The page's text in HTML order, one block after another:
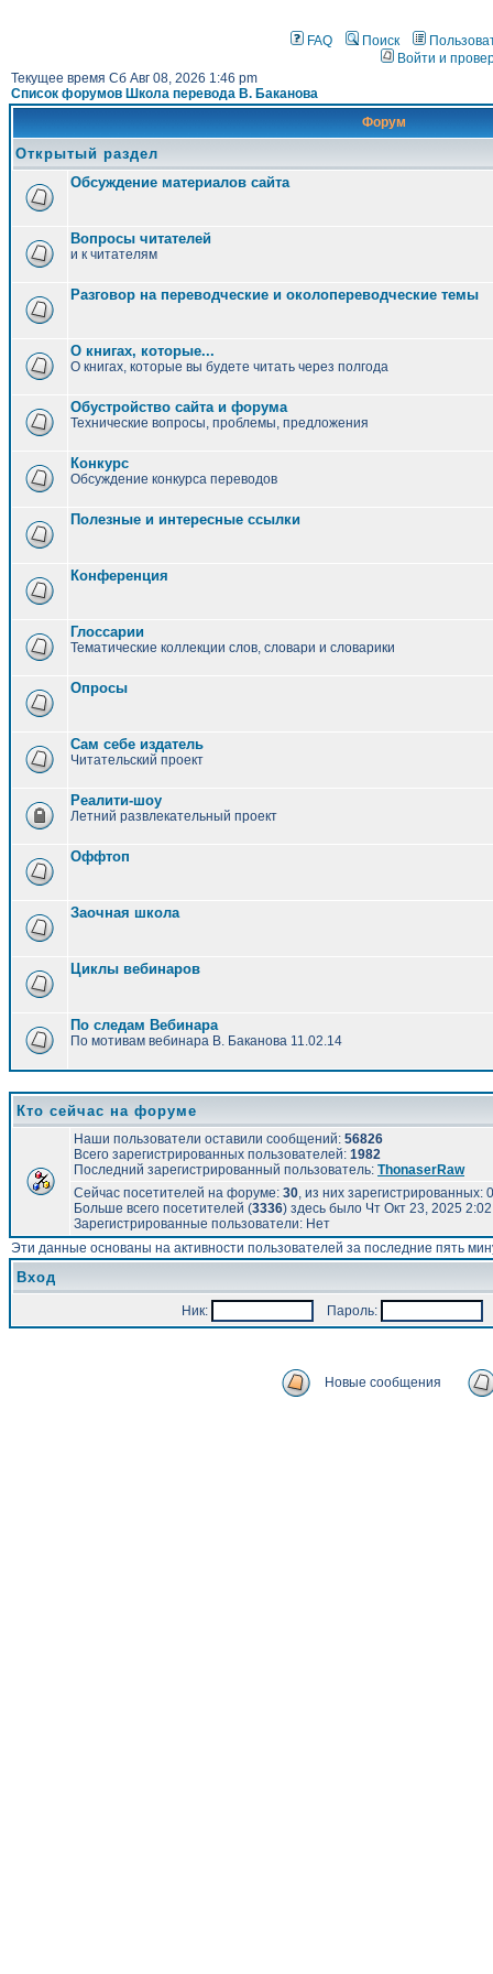
FAQ Поиск
Войти и
Текущее время Сб Авг 08, 2026 1:46 pm
Список форумов Школа перевода В. Баканова
Форум
Открытый раздел
Обсуждение материалов сайта
Вопросы читателей
и к читателям
Разговор на переводческие и околопереводческие темы
О книгах, которые...
О книгах, которые вы будете читать через полгода
Обустройство сайта и форума
Технические вопросы, проблемы, предложения
Конкурс
Обсуждение конкурса переводов
Полезные и интересные ссылки
Конференция
Глоссарии
Тематические коллекции слов, словари и словарики
Опросы
Сам себе издатель
Читательский проект
Реалити-шоу
Летний развлекательный проект
Оффтоп
Заочная школа
Циклы вебинаров
По следам Вебинара
По мотивам вебинара В. Баканова 11.02.14
Кто сейчас на форуме
Наши пользователи оставили сообщений: 56826
Всего зарегистрированных пользователей: 1982
Последний зарегистрированный пользователь: ThonaserRaw
Сейчас посетителей на форуме: 30, из них
Больше всего посетителей (3336) здесь было Чт Окт 23, 2025
Зарегистрированные пользователи: Нет
Эти данные основаны на активности пользователей за последние пять
Вход
Ник: Пароль:
Новые сообщения